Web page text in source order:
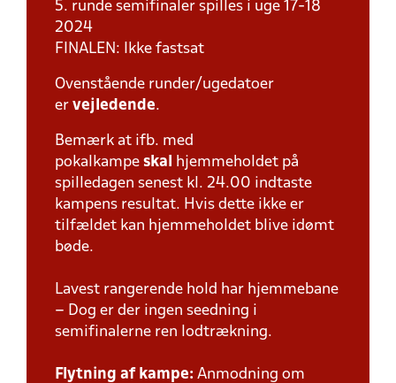
5. runde semifinaler spilles i uge 17-18
2024
FINALEN: Ikke fastsat
Ovenstående runder/ugedatoer
er vejledende.
Bemærk at ifb. med
pokalkampe skal
hjemmeholdet på
spilledagen senest kl. 24.00 indtaste
kampens resultat. Hvis dette ikke er
tilfældet kan hjemmeholdet blive idømt
bøde.
Lavest rangerende hold har hjemmebane
– Dog er der ingen seedning i
semifinalerne ren lodtrækning.
Flytning af kampe: Anmodning om